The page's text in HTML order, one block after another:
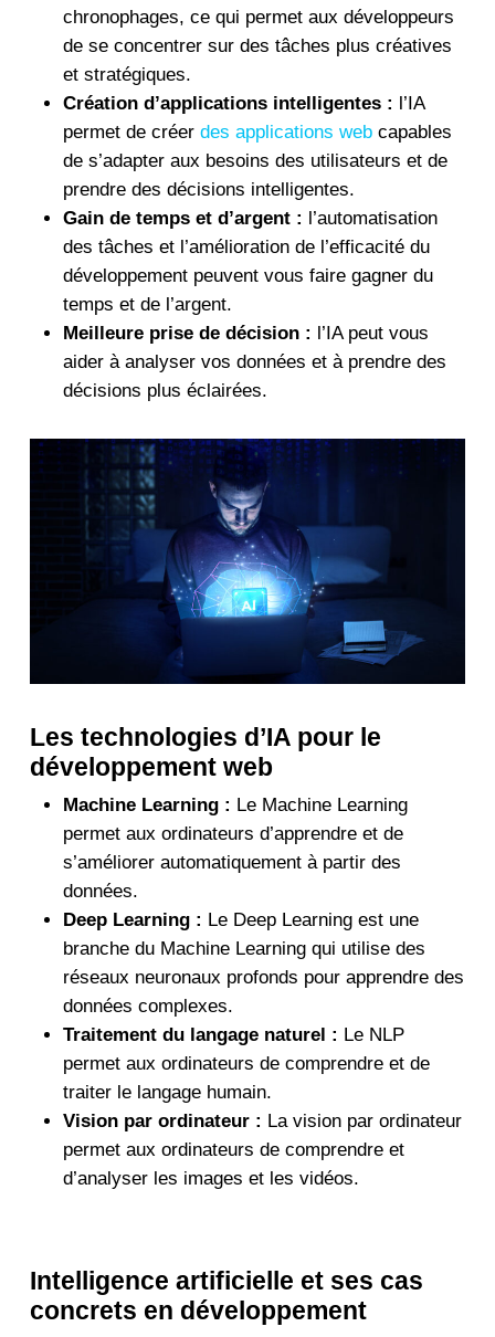
chronophages, ce qui permet aux développeurs
de se concentrer sur des tâches plus créatives
et stratégiques.
Création d’applications intelligentes : l’IA
permet de créer des applications webcapables
de s’adapter aux besoins des utilisateurs et de
prendre des décisions intelligentes.
Gain de temps et d’argent : l’automatisation
des tâches et l’amélioration de l’efficacité du
développement peuvent vous faire gagner du
temps et de l’argent.
Meilleure prise de décision : l’IA peut vous
aider à analyser vos données et à prendre des
décisions plus éclairées.
Les technologies d’IA pour le
développement web
Machine Learning : Le Machine Learning
permet aux ordinateurs d’apprendre et de
s’améliorer automatiquement à partir des
données.
Deep Learning : Le Deep Learning est une
branche du Machine Learning qui utilise des
réseaux neuronaux profonds pour apprendre des
données complexes.
Traitement du langage naturel : Le NLP
permet aux ordinateurs de comprendre et de
traiter le langage humain.
Vision par ordinateur : La vision par ordinateur
permet aux ordinateurs de comprendre et
d’analyser les images et les vidéos.
Intelligence artificielle et ses cas
concrets en développement